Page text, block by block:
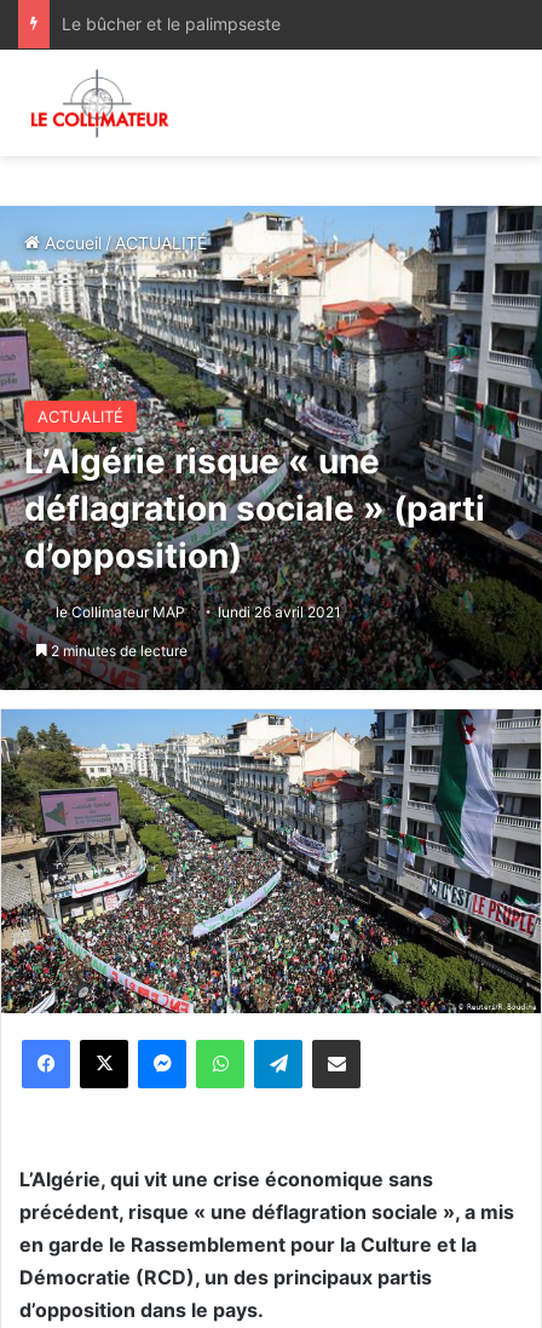
Accueil/ACTUALITÉ
ACTUALITÉ
L’Algérie risque « une
déflagration sociale » (parti
d’opposition)
le Collimateur MAP lundi 26 avril 2021
2 minutes de lecture
WhatsApp Telegram
L’Algérie, qui vit une crise économique sans
précédent, risque « une déflagration sociale », a mis
en garde le Rassemblement pour la Culture et la
Démocratie (RCD), un des principaux partis
d’opposition dans le pays.